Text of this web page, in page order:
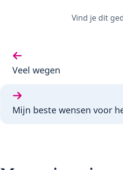
Vind je dit
Vorige gedicht:
Veel wegen
Volgende gedicht:
Mijn beste wensen voor